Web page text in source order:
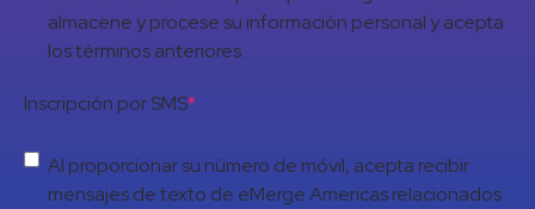
almacene y procese su información personal y acepta
los términos anteriores.
Inscripción por SMS*
Al proporcionar su número de móvil, acepta recibir
mensajes de texto de eMerge Americas relacionados